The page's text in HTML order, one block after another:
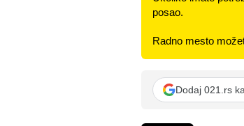
posao.
Radno mesto
Dodaj 021.rs